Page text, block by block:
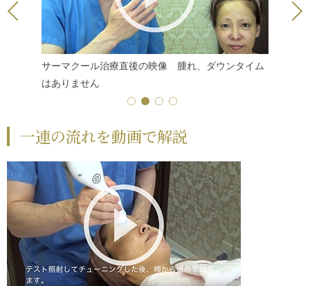
サーマクール治療直後の映像 腫れ、ダウンタイム
はありません
一連の流れを動画で解説